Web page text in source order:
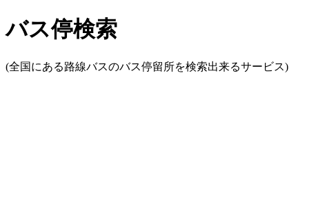
バス停検索
(全国にある路線バスのバス停留所を検索出来るサービス)